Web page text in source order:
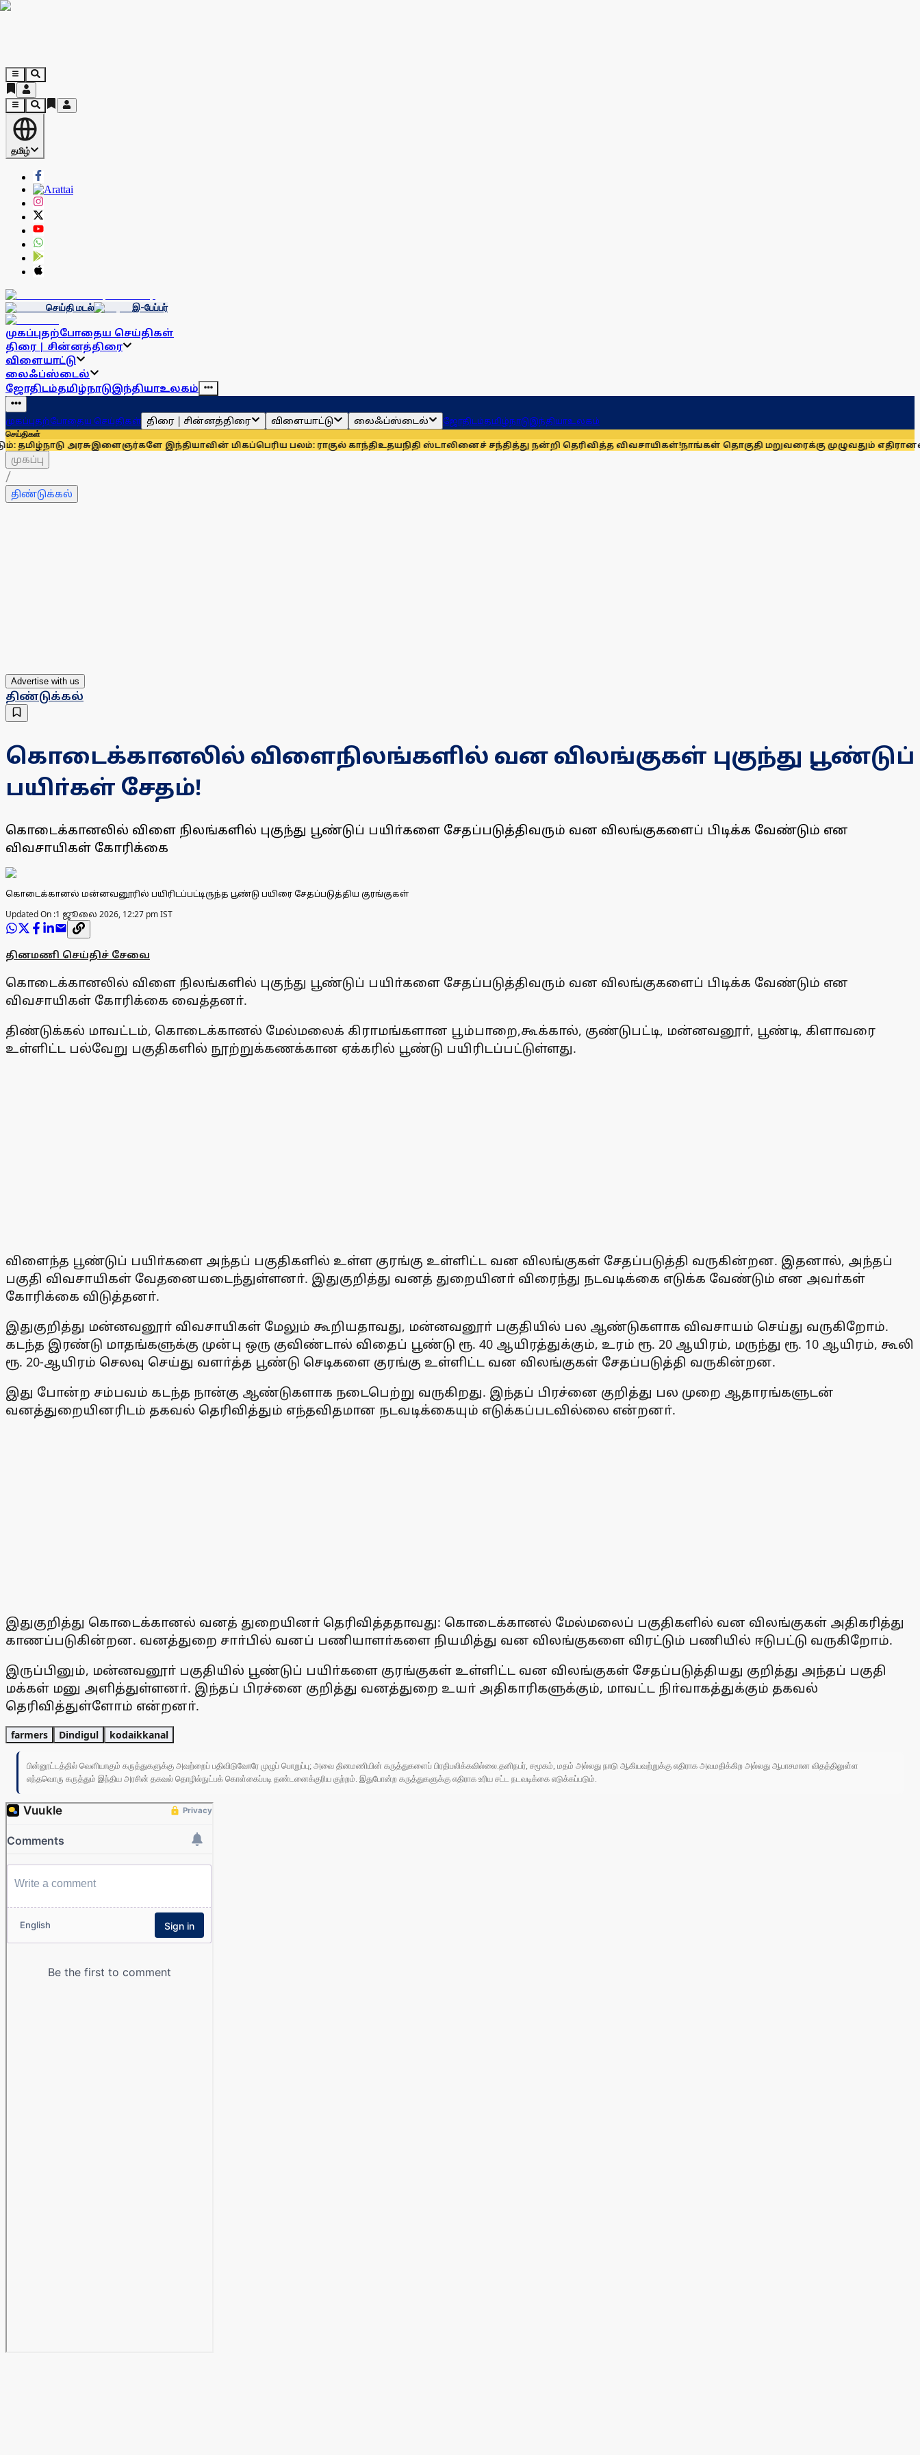
தமிழ்
செய்தி மடல் இ-பேப்பர்
முகப்புதற்போதைய செய்திகள்
திரை | சின்னத்திரை
விளையாட்டு
லைஃப்ஸ்டைல்
ஜோதிடம்தமிழ்நாடுஇந்தியாஉலகம்
முகப்புதற்போதைய செய்திகள் திரை | சின்னத்திரை விளையாட்டு லைஃப்ஸ்டைல் ஜோதிடம்தமிழ்நாடுஇந்தியாஉலகம்
செய்திகள்
அரசுஇளைஞர்களே இந்தியாவின் மிகப்பெரிய பலம்: ராகுல் காந்திஉதயநிதி ஸ்டாலினைச் சந்தித்து நன்றி தெரிவித்த விவசாயிகள்!நாங்கள் தொகுதி மறுவரைக்கு முழுவதும் எதிரானவர்கள்
முகப்பு
/
திண்டுக்கல்
Advertise with us
திண்டுக்கல்
கொடைக்கானலில் விளைநிலங்களில் வன விலங்குகள் புகுந்து பூண்டுப்
பயிா்கள் சேதம்!
கொடைக்கானலில் விளை நிலங்களில் புகுந்து பூண்டுப் பயிா்களை சேதப்படுத்திவரும் வன விலங்குகளைப் பிடிக்க வேண்டும் என
விவசாயிகள் கோரிக்கை
கொடைக்கானல் மன்னவனூரில் பயிரிடப்பட்டிருந்த பூண்டு பயிரை சேதப்படுத்திய குரங்குகள்
Updated On :1 ஜூலை 2026, 12:27 pm IST
தினமணி செய்திச் சேவை
கொடைக்கானலில் விளை நிலங்களில் புகுந்து பூண்டுப் பயிா்களை சேதப்படுத்திவரும் வன விலங்குகளைப் பிடிக்க வேண்டும் என
விவசாயிகள் கோரிக்கை வைத்தனா்.
திண்டுக்கல் மாவட்டம், கொடைக்கானல் மேல்மலைக் கிராமங்களான பூம்பாறை,கூக்கால், குண்டுபட்டி, மன்னவனூா், பூண்டி, கிளாவரை
உள்ளிட்ட பல்வேறு பகுதிகளில் நூற்றுக்கணக்கான ஏக்கரில் பூண்டு பயிரிடப்பட்டுள்ளது.
விளைந்த பூண்டுப் பயிா்களை அந்தப் பகுதிகளில் உள்ள குரங்கு உள்ளிட்ட வன விலங்குகள் சேதப்படுத்தி வருகின்றன. இதனால், அந்தப்
பகுதி விவசாயிகள் வேதனையடைந்துள்ளனா். இதுகுறித்து வனத் துறையினா் விரைந்து நடவடிக்கை எடுக்க வேண்டும் என அவா்கள்
கோரிக்கை விடுத்தனா்.
இதுகுறித்து மன்னவனூா் விவசாயிகள் மேலும் கூறியதாவது, மன்னவனூா் பகுதியில் பல ஆண்டுகளாக விவசாயம் செய்து வருகிறோம்.
கடந்த இரண்டு மாதங்களுக்கு முன்பு ஒரு குவிண்டால் விதைப் பூண்டு ரூ. 40 ஆயிரத்துக்கும், உரம் ரூ. 20 ஆயிரம், மருந்து ரூ. 10 ஆயிரம், கூலி
ரூ. 20-ஆயிரம் செலவு செய்து வளா்த்த பூண்டு செடிகளை குரங்கு உள்ளிட்ட வன விலங்குகள் சேதப்படுத்தி வருகின்றன.
இது போன்ற சம்பவம் கடந்த நான்கு ஆண்டுகளாக நடைபெற்று வருகிறது. இந்தப் பிரச்னை குறித்து பல முறை ஆதாரங்களுடன்
வனத்துறையினரிடம் தகவல் தெரிவித்தும் எந்தவிதமான நடவடிக்கையும் எடுக்கப்படவில்லை என்றனா்.
இதுகுறித்து கொடைக்கானல் வனத் துறையினா் தெரிவித்ததாவது: கொடைக்கானல் மேல்மலைப் பகுதிகளில் வன விலங்குகள் அதிகரித்து
காணப்படுகின்றன. வனத்துறை சாா்பில் வனப் பணியாளா்களை நியமித்து வன விலங்குகளை விரட்டும் பணியில் ஈடுபட்டு வருகிறோம்.
இருப்பினும், மன்னவனூா் பகுதியில் பூண்டுப் பயிா்களை குரங்குகள் உள்ளிட்ட வன விலங்குகள் சேதப்படுத்தியது குறித்து அந்தப் பகுதி
மக்கள் மனு அளித்துள்ளனா். இந்தப் பிரச்னை குறித்து வனத்துறை உயா் அதிகாரிகளுக்கும், மாவட்ட நிா்வாகத்துக்கும் தகவல்
தெரிவித்துள்ளோம் என்றனா்.
farmers Dindigul kodaikkanal
பின்னூட்டத்தில் வெளியாகும் கருத்துகளுக்கு அவற்றைப் பதிவிடுவோரே முழுப் பொறுப்பு; அவை தினமணியின் கருத்துகளைப் பிரதிபலிக்கவில்லை.தனிநபர், சமூகம், மதம் அல்லது நாடு ஆகியவற்றுக்கு எதிராக அவமதிக்கிற அல்லது ஆபாசமான விதத்திலுள்ள
எந்தவொரு கருத்தும் இந்திய அரசின் தகவல் தொழில்நுட்பக் கொள்கைப்படி தண்டனைக்குரிய குற்றம். இதுபோன்ற கருத்துகளுக்கு எதிராக உரிய சட்ட நடவடிக்கை எடுக்கப்படும்.